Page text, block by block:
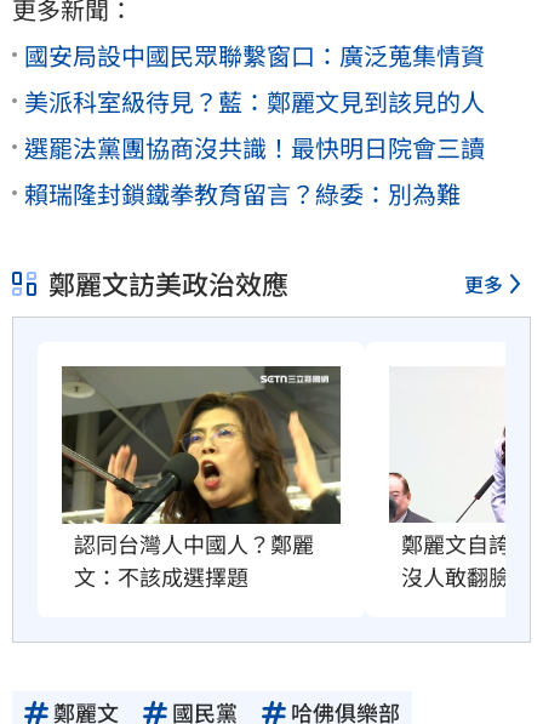
更多新聞：
國安局設中國民眾聯繫窗口：廣泛蒐集情資
美派科室級待見？藍：鄭麗文見到該見的人
選罷法黨團協商沒共識！最快明日院會三讀
賴瑞隆封鎖鐵拳教育留言？綠委：別為難
鄭麗文訪美政治效應 更多
認同台灣人中國人？鄭麗
文：不該成選擇題
鄭麗文自誇很
沒人敢翻臉原
鄭麗文 國民黨 哈佛俱樂部